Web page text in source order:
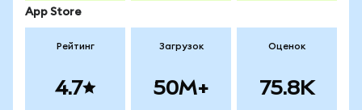
App Store
Рейтинг
4.7
Загрузок
50M+
Оценок
75.8K